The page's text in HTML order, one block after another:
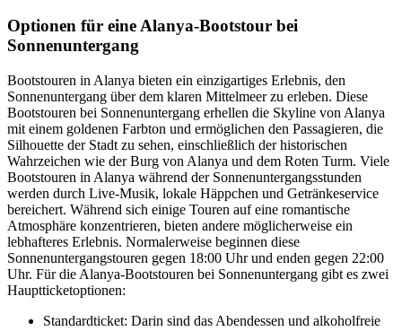
Optionen für eine Alanya-Bootstour bei
Sonnenuntergang
Bootstouren in Alanya bieten ein einzigartiges Erlebnis, den
Sonnenuntergang über dem klaren Mittelmeer zu erleben. Diese
Bootstouren bei Sonnenuntergang erhellen die Skyline von Alanya
mit einem goldenen Farbton und ermöglichen den Passagieren, die
Silhouette der Stadt zu sehen, einschließlich der historischen
Wahrzeichen wie der Burg von Alanya und dem Roten Turm. Viele
Bootstouren in Alanya während der Sonnenuntergangsstunden
werden durch Live-Musik, lokale Häppchen und Getränkeservice
bereichert. Während sich einige Touren auf eine romantische
Atmosphäre konzentrieren, bieten andere möglicherweise ein
lebhafteres Erlebnis. Normalerweise beginnen diese
Sonnenuntergangstouren gegen 18:00 Uhr und enden gegen 22:00
Uhr. Für die Alanya-Bootstouren bei Sonnenuntergang gibt es zwei
Hauptticketoptionen:
Standardticket: Darin sind das Abendessen und alkoholfreie